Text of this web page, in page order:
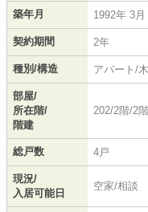
築年月 1992年 3
契約期間 2年
種別/構造 アパート/
部屋/
所在階/
階建
202/2階/2
総戸数 4戸
現況/
入居可能日
空家/相談